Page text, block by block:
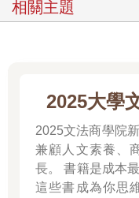
相關主題
2025大學
2025文法商學院
兼顧人文素養、
長。 書籍是成本
這些書成為你思